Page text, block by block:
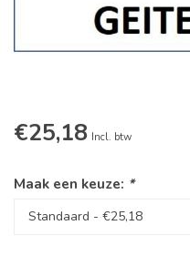
€25,18 Incl. btw
Maak een keuze: *